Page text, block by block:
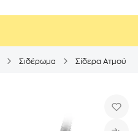
Σιδέρωμα Σίδερα Ατμού